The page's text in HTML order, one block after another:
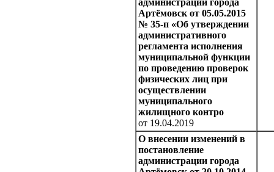
администрации города
Артёмовск от 05.05.2015
№ 35-п «Об утверждении
административного
регламента исполнения
муниципальной функции
по проведению проверок
физических лиц при
осуществлении
муниципального
жилищного контро
от 19.04.2019
О внесении изменений в
постановление
администрации города